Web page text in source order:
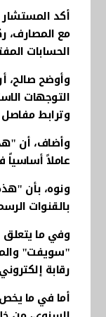
أكد المستشار
مع المصارف،
الحسابات
وأوضح صالح،
التوجهات
وترابط مفاصل
وأضاف، أن
عاملاً أساسياً
ونوه، بأن
بالقنوات
وفي ما يتعلق
"سويفت"
رقابة
أما في ما